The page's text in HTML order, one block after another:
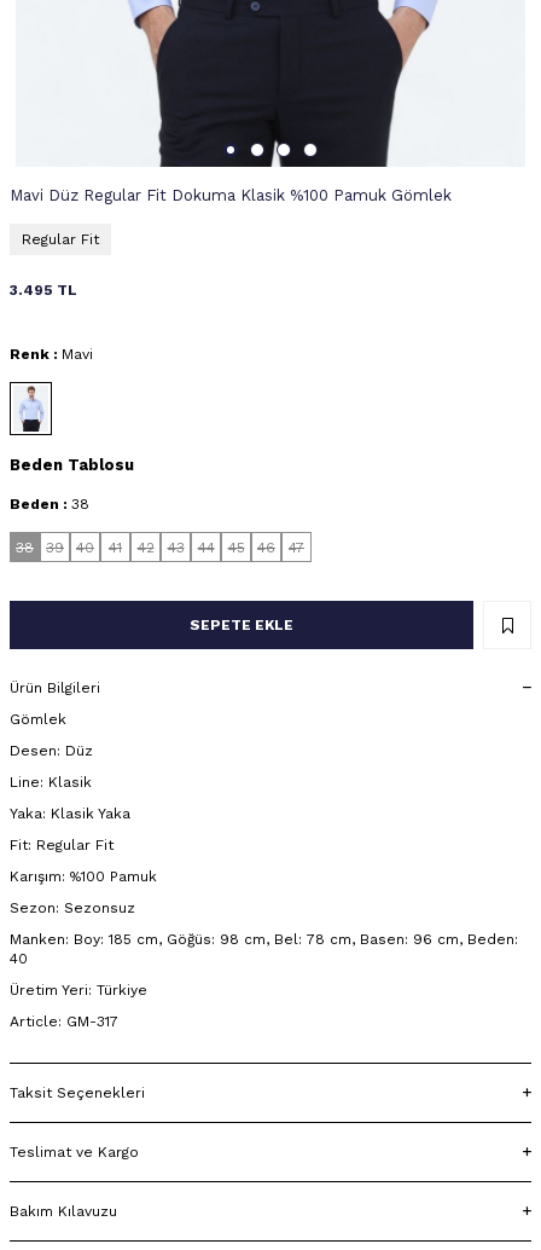
Mavi Düz Regular Fit Dokuma Klasik %100 Pamuk Gömlek
Regular Fit
3.495 TL
Renk : Mavi
Beden Tablosu
Beden : 38
38 39 40 41 42 43 44 45 46 47
SEPETE EKLE
Ürün Bilgileri
Gömlek
Desen: Düz
Line: Klasik
Yaka: Klasik Yaka
Fit: Regular Fit
Karışım: %100 Pamuk
Sezon: Sezonsuz
Manken: Boy: 185 cm, Göğüs: 98 cm, Bel: 78 cm, Basen: 96 cm, Beden:
40
Üretim Yeri: Türkiye
Article: GM-317
Taksit Seçenekleri
Teslimat ve Kargo
Bakım Kılavuzu